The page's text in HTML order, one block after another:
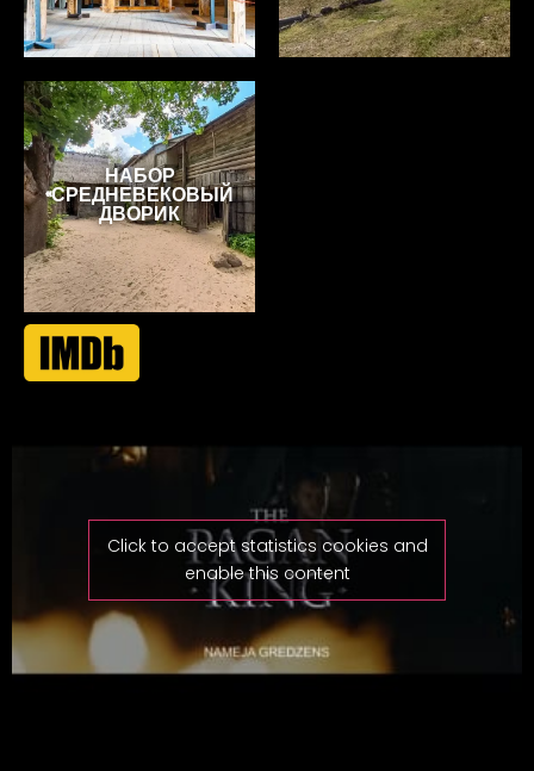
НАБОР
«СРЕДНЕВЕКОВЫЙ
ДВОРИК
Click to accept statistics cookies and
enable this content